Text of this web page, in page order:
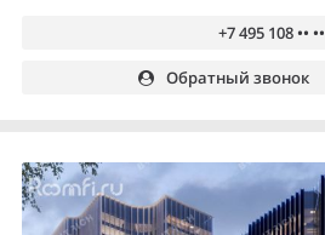
+7 495 108 •• ••
Обратный звонок